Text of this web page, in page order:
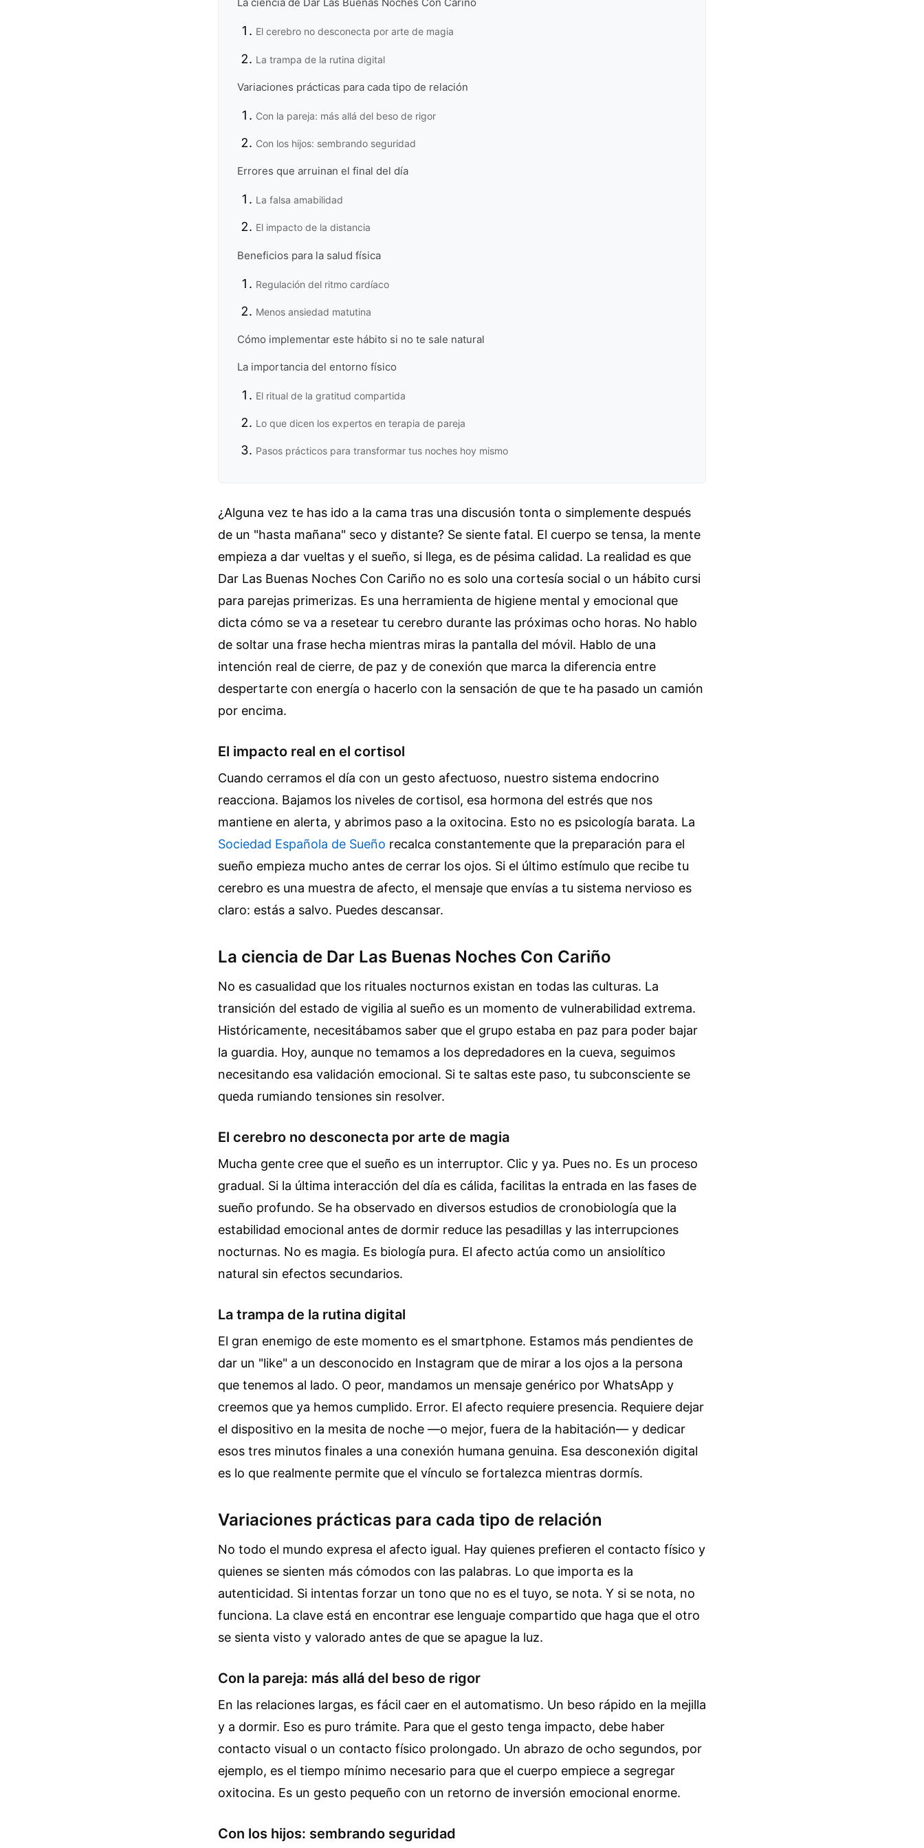
La ciencia de Dar Las Buenas Noches Con Cariño
El cerebro no desconecta por arte de magia
La trampa de la rutina digital
Variaciones prácticas para cada tipo de relación
Con la pareja: más allá del beso de rigor
Con los hijos: sembrando seguridad
Errores que arruinan el final del día
La falsa amabilidad
El impacto de la distancia
Beneficios para la salud física
Regulación del ritmo cardíaco
Menos ansiedad matutina
Cómo implementar este hábito si no te sale natural
La importancia del entorno físico
El ritual de la gratitud compartida
Lo que dicen los expertos en terapia de pareja
Pasos prácticos para transformar tus noches hoy mismo
¿Alguna vez te has ido a la cama tras una discusión tonta o simplemente después
de un "hasta mañana" seco y distante? Se siente fatal. El cuerpo se tensa, la mente
empieza a dar vueltas y el sueño, si llega, es de pésima calidad. La realidad es que
Dar Las Buenas Noches Con Cariño no es solo una cortesía social o un hábito cursi
para parejas primerizas. Es una herramienta de higiene mental y emocional que
dicta cómo se va a resetear tu cerebro durante las próximas ocho horas. No hablo
de soltar una frase hecha mientras miras la pantalla del móvil. Hablo de una
intención real de cierre, de paz y de conexión que marca la diferencia entre
despertarte con energía o hacerlo con la sensación de que te ha pasado un camión
por encima.
El impacto real en el cortisol
Cuando cerramos el día con un gesto afectuoso, nuestro sistema endocrino
reacciona. Bajamos los niveles de cortisol, esa hormona del estrés que nos
mantiene en alerta, y abrimos paso a la oxitocina. Esto no es psicología barata. La
Sociedad Española de Sueño recalca constantemente que la preparación para el
sueño empieza mucho antes de cerrar los ojos. Si el último estímulo que recibe tu
cerebro es una muestra de afecto, el mensaje que envías a tu sistema nervioso es
claro: estás a salvo. Puedes descansar.
La ciencia de Dar Las Buenas Noches Con Cariño
No es casualidad que los rituales nocturnos existan en todas las culturas. La
transición del estado de vigilia al sueño es un momento de vulnerabilidad extrema.
Históricamente, necesitábamos saber que el grupo estaba en paz para poder bajar
la guardia. Hoy, aunque no temamos a los depredadores en la cueva, seguimos
necesitando esa validación emocional. Si te saltas este paso, tu subconsciente se
queda rumiando tensiones sin resolver.
El cerebro no desconecta por arte de magia
Mucha gente cree que el sueño es un interruptor. Clic y ya. Pues no. Es un proceso
gradual. Si la última interacción del día es cálida, facilitas la entrada en las fases de
sueño profundo. Se ha observado en diversos estudios de cronobiología que la
estabilidad emocional antes de dormir reduce las pesadillas y las interrupciones
nocturnas. No es magia. Es biología pura. El afecto actúa como un ansiolítico
natural sin efectos secundarios.
La trampa de la rutina digital
El gran enemigo de este momento es el smartphone. Estamos más pendientes de
dar un "like" a un desconocido en Instagram que de mirar a los ojos a la persona
que tenemos al lado. O peor, mandamos un mensaje genérico por WhatsApp y
creemos que ya hemos cumplido. Error. El afecto requiere presencia. Requiere dejar
el dispositivo en la mesita de noche —o mejor, fuera de la habitación— y dedicar
esos tres minutos finales a una conexión humana genuina. Esa desconexión digital
es lo que realmente permite que el vínculo se fortalezca mientras dormís.
Variaciones prácticas para cada tipo de relación
No todo el mundo expresa el afecto igual. Hay quienes prefieren el contacto físico y
quienes se sienten más cómodos con las palabras. Lo que importa es la
autenticidad. Si intentas forzar un tono que no es el tuyo, se nota. Y si se nota, no
funciona. La clave está en encontrar ese lenguaje compartido que haga que el otro
se sienta visto y valorado antes de que se apague la luz.
Con la pareja: más allá del beso de rigor
En las relaciones largas, es fácil caer en el automatismo. Un beso rápido en la mejilla
y a dormir. Eso es puro trámite. Para que el gesto tenga impacto, debe haber
contacto visual o un contacto físico prolongado. Un abrazo de ocho segundos, por
ejemplo, es el tiempo mínimo necesario para que el cuerpo empiece a segregar
oxitocina. Es un gesto pequeño con un retorno de inversión emocional enorme.
Con los hijos: sembrando seguridad